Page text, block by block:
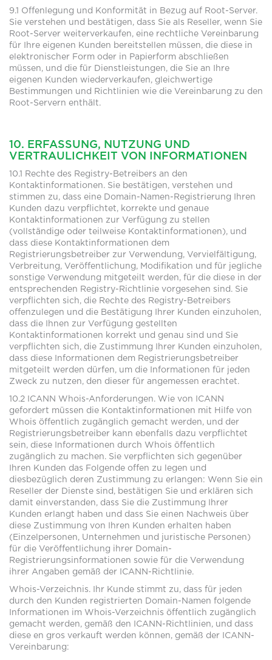
9.1 Offenlegung und Konformität in Bezug auf Root-Server.
Sie verstehen und bestätigen, dass Sie als Reseller, wenn Sie
Root-Server weiterverkaufen, eine rechtliche Vereinbarung
für Ihre eigenen Kunden bereitstellen müssen, die diese in
elektronischer Form oder in Papierform abschließen
müssen, und die für Dienstleistungen, die Sie an Ihre
eigenen Kunden wiederverkaufen, gleichwertige
Bestimmungen und Richtlinien wie die Vereinbarung zu den
Root-Servern enthält.
10. ERFASSUNG, NUTZUNG UND
VERTRAULICHKEIT VON INFORMATIONEN
10.1 Rechte des Registry-Betreibers an den
Kontaktinformationen. Sie bestätigen, verstehen und
stimmen zu, dass eine Domain-Namen-Registrierung Ihren
Kunden dazu verpflichtet, korrekte und genaue
Kontaktinformationen zur Verfügung zu stellen
(vollständige oder teilweise Kontaktinformationen), und
dass diese Kontaktinformationen dem
Registrierungsbetreiber zur Verwendung, Vervielfältigung,
Verbreitung, Veröffentlichung, Modifikation und für jegliche
sonstige Verwendung mitgeteilt werden, für die diese in der
entsprechenden Registry-Richtlinie vorgesehen sind. Sie
verpflichten sich, die Rechte des Registry-Betreibers
offenzulegen und die Bestätigung Ihrer Kunden einzuholen,
dass die Ihnen zur Verfügung gestellten
Kontaktinformationen korrekt und genau sind und Sie
verpflichten sich, die Zustimmung Ihrer Kunden einzuholen,
dass diese Informationen dem Registrierungsbetreiber
mitgeteilt werden dürfen, um die Informationen für jeden
Zweck zu nutzen, den dieser für angemessen erachtet.
10.2 ICANN Whois-Anforderungen. Wie von ICANN
gefordert müssen die Kontaktinformationen mit Hilfe von
Whois öffentlich zugänglich gemacht werden, und der
Registrierungsbetreiber kann ebenfalls dazu verpflichtet
sein, diese Informationen durch Whois öffentlich
zugänglich zu machen. Sie verpflichten sich gegenüber
Ihren Kunden das Folgende offen zu legen und
diesbezüglich deren Zustimmung zu erlangen: Wenn Sie ein
Reseller der Dienste sind, bestätigen Sie und erklären sich
damit einverstanden, dass Sie die Zustimmung Ihrer
Kunden erlangt haben und dass Sie einen Nachweis über
diese Zustimmung von Ihren Kunden erhalten haben
(Einzelpersonen, Unternehmen und juristische Personen)
für die Veröffentlichung ihrer Domain-
Registrierungsinformationen sowie für die Verwendung
ihrer Angaben gemäß der ICANN-Richtlinie.
Whois-Verzeichnis. Ihr Kunde stimmt zu, dass für jeden
durch den Kunden registrierten Domain-Namen folgende
Informationen im Whois-Verzeichnis öffentlich zugänglich
gemacht werden, gemäß den ICANN-Richtlinien, und dass
diese en gros verkauft werden können, gemäß der ICANN-
Vereinbarung: